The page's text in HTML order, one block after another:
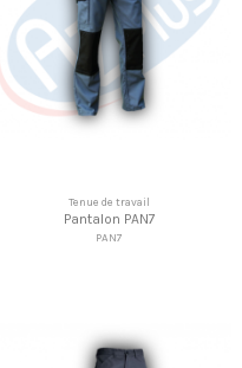
Tenue de travail
Pantalon PAN7
PAN7